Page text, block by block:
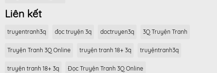
Liên kết
truyentranh3q đọc truyện 3q doctruyen3q 3Q Truyện Tranh
Truyện Tranh 3Q Online truyện tranh 18+ 3q truyệntranh3q
truyện tranh 18+ 3q Đọc Truyện Tranh 3Q Online